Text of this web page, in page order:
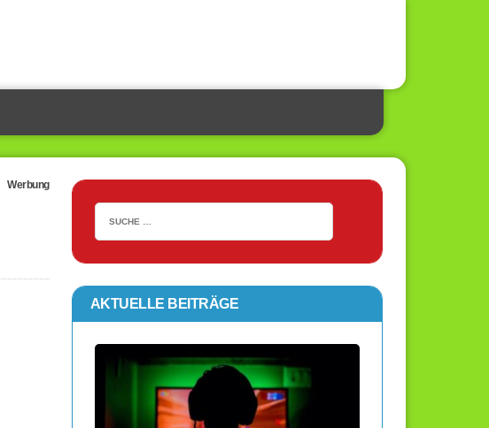
Werbung
AKTUELLE BEITRÄGE